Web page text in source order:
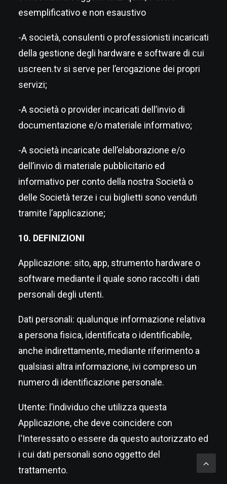
esemplificativo e non esaustivo
-A società, consulenti o professionisti incaricati
della gestione degli hardware e software di cui
uscreen.tv si serve per l’erogazione dei propri
servizi;
-A società o provider incaricati dell’invio di
documentazione e/o materiale informativo;
-A società incaricate dell’elaborazione e/o
dell’invio di materiale pubblicitario ed
informativo per conto della nostra Società o
delle Società terze i cui biglietti sono venduti
tramite l’applicazione;
10. DEFINIZIONI
Applicazione: sito, app, strumento hardware o
software mediante il quale sono raccolti i dati
personali degli utenti.
Dati personali: qualunque informazione relativa
a persona fisica, identificata o identificabile,
anche indirettamente, mediante riferimento a
qualsiasi altra informazione, ivi compreso un
numero di identificazione personale.
Utente: l’individuo che utilizza questa
Applicazione, che deve coincidere con
l‘Interessato o essere da questo autorizzato ed
i cui dati personali sono oggetto del
trattamento.